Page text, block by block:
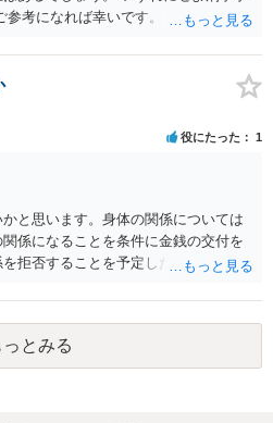
ださい。 具体的な見通しに関して
考になれば幸いです。
役にたった 1
と思います。身体の関係については
係になることを条件に金銭の交付を
拒否することを予定した等相手を錯
偽りなく相手に伝えた上で相手もそ
で、ロマンス詐欺には該当しないか
さい。
っとみる